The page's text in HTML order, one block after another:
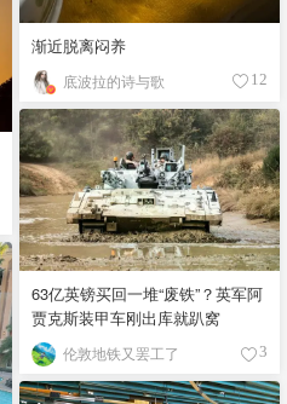
渐近脱离闷养
底波拉的诗与歌 12
63亿英镑买回一堆“废铁”？英军阿
贾克斯装甲车刚出库就趴窝
伦敦地铁又罢工了 3